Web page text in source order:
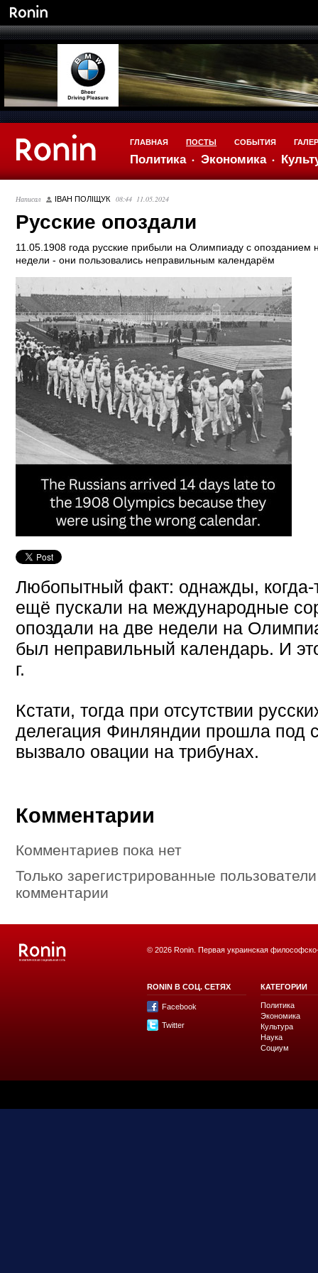
ГЛАВНАЯ
Политика Экономика
ПОСТЫ СОБЫТИЯ
Написал ІВАН ПОЛІЩУК 08:44 11.05.2024
Русские опоздали
11.05.1908 года русские прибыли на Олимпиаду с опозданием
недели - они пользовались неправильным календарём
Любопытный факт: однажды, когда-
ещё пускали на международные
опоздали на две недели на
был неправильный календарь. И
г.
Кстати, тогда при отсутствии
делегация Финляндии прошла под
вызвало овации на трибунах.
Комментарии
Комментариев пока нет
Только зарегистрированные
комментарии
© 2026 Ronin. Первая украинская
RONIN В СОЦ. СЕТЯХ
Facebook
Twitter
КАТЕГОРИИ
Политика
Экономика
Культура
Наука
Социум